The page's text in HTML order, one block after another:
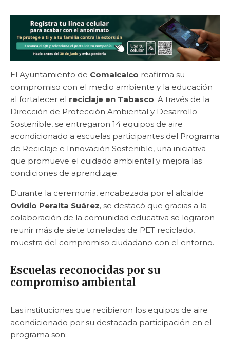
El Ayuntamiento de Comalcalco reafirma su
compromiso con el medio ambiente y la educación
al fortalecer el reciclaje en Tabasco. A través de la
Dirección de Protección Ambiental y Desarrollo
Sostenible, se entregaron 14 equipos de aire
acondicionado a escuelas participantes del Programa
de Reciclaje e Innovación Sostenible, una iniciativa
que promueve el cuidado ambiental y mejora las
condiciones de aprendizaje.
Durante la ceremonia, encabezada por el alcalde
Ovidio Peralta Suárez, se destacó que gracias a la
colaboración de la comunidad educativa se lograron
reunir más de siete toneladas de PET reciclado,
muestra del compromiso ciudadano con el entorno.
Escuelas reconocidas por su
compromiso ambiental
Las instituciones que recibieron los equipos de aire
acondicionado por su destacada participación en el
programa son: